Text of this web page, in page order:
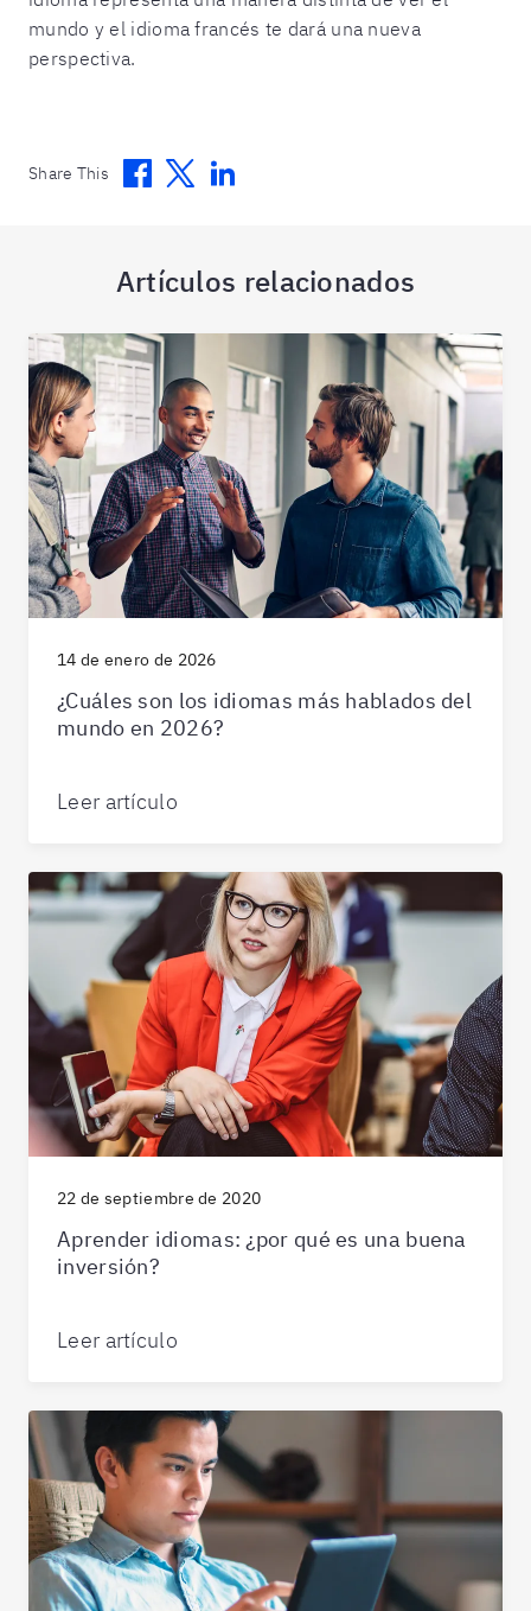
mundo y el idioma francés te dará una nueva
perspectiva.
Share This Facebook
TwitterLinkedin
Artículos relacionados
14 de enero de 2026
¿Cuáles son los idiomas más hablados del
mundo en 2026?
Leer artículo
22 de septiembre de 2020
Aprender idiomas: ¿por qué es una buena
inversión?
Leer artículo